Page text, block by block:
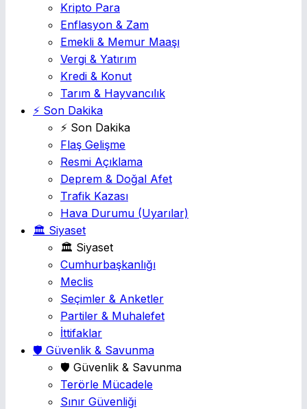
Kripto Para
Enflasyon & Zam
Emekli & Memur Maaşı
Vergi & Yatırım
Kredi & Konut
Tarım & Hayvancılık
⚡ Son Dakika
⚡ Son Dakika
Flaş Gelişme
Resmi Açıklama
Deprem & Doğal Afet
Trafik Kazası
Hava Durumu (Uyarılar)
🏛️ Siyaset
🏛️ Siyaset
Cumhurbaşkanlığı
Meclis
Seçimler & Anketler
Partiler & Muhalefet
İttifaklar
🛡️ Güvenlik & Savunma
🛡️ Güvenlik & Savunma
Terörle Mücadele
Sınır Güvenliği